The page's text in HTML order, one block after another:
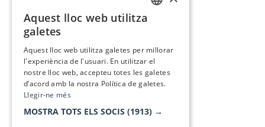
Aquest lloc web utilitza
galetes
Aquest lloc web utilitza galetes per millorar
l'experiència de l'usuari. En utilitzar el
nostre lloc web, accepteu totes les galetes
d’acord amb la nostra Política de galetes.
Llegir-ne més
MOSTRA TOTS ELS SOCIS (1913) →